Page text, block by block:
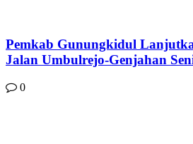
Pemkab Gunungkidul
Jalan Umbulrejo-Genjahan
0